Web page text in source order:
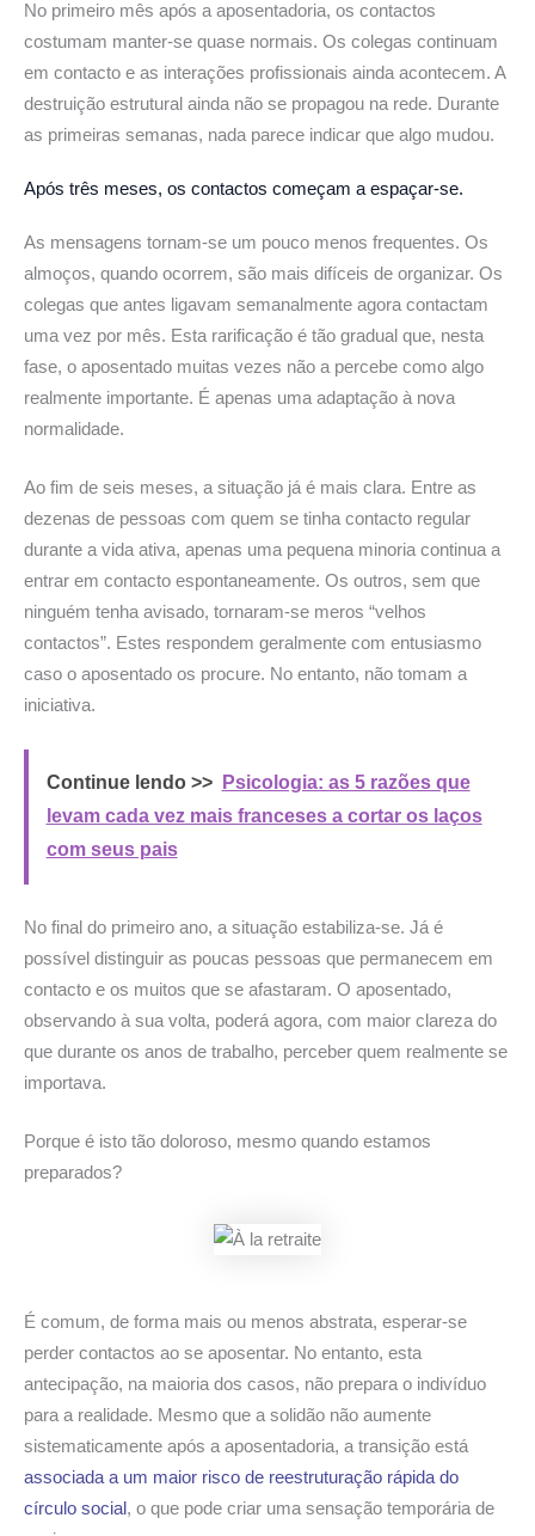
No primeiro mês após a aposentadoria, os contactos
costumam manter-se quase normais. Os colegas continuam
em contacto e as interações profissionais ainda acontecem. A
destruição estrutural ainda não se propagou na rede. Durante
as primeiras semanas, nada parece indicar que algo mudou.
Após três meses, os contactos começam a espaçar-se.
As mensagens tornam-se um pouco menos frequentes. Os
almoços, quando ocorrem, são mais difíceis de organizar. Os
colegas que antes ligavam semanalmente agora contactam
uma vez por mês. Esta rarificação é tão gradual que, nesta
fase, o aposentado muitas vezes não a percebe como algo
realmente importante. É apenas uma adaptação à nova
normalidade.
Ao fim de seis meses, a situação já é mais clara. Entre as
dezenas de pessoas com quem se tinha contacto regular
durante a vida ativa, apenas uma pequena minoria continua a
entrar em contacto espontaneamente. Os outros, sem que
ninguém tenha avisado, tornaram-se meros “velhos
contactos”. Estes respondem geralmente com entusiasmo
caso o aposentado os procure. No entanto, não tomam a
iniciativa.
Continue lendo >>
Psicologia: as 5 razões que
levam cada vez mais franceses a cortar os laços
com seus pais
No final do primeiro ano, a situação estabiliza-se. Já é
possível distinguir as poucas pessoas que permanecem em
contacto e os muitos que se afastaram. O aposentado,
observando à sua volta, poderá agora, com maior clareza do
que durante os anos de trabalho, perceber quem realmente se
importava.
Porque é isto tão doloroso, mesmo quando estamos
preparados?
É comum, de forma mais ou menos abstrata, esperar-se
perder contactos ao se aposentar. No entanto, esta
antecipação, na maioria dos casos, não prepara o indivíduo
para a realidade. Mesmo que a solidão não aumente
sistematicamente após a aposentadoria, a transição está
associada a um maior risco de reestruturação rápida do
círculo social, o que pode criar uma sensação temporária de